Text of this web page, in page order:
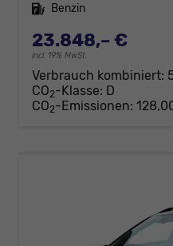
Kraftstoff Benzin
23.848,– €
incl. 19% MwSt.
Verbrauch kombiniert:
CO2-Klasse: D
CO2-Emissionen: